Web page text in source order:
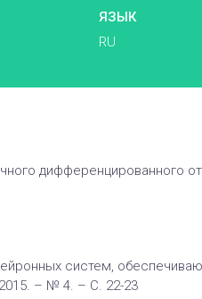
ЯЗЫК
RU
дифференцированного
систем,
– № 4. – С. 22-23